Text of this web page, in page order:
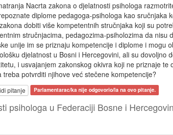
Nacrta zakona o djelatnosti psihologa
diplome pedagoga-psihologa kao
dobiti više kompetentnih stručnjaka koji su
stručnjacima, pedagozima-psiholozima da
unije im se priznaju kompetencije i diplome i mogu
djelatnost u Bosni i Hercegovini, ali su
i usvajanjem zakonskog okivra koji ne priznaje
potvrditi njihove već stečene kompetencije?
pitanje Parlamentarac/ka nije odgovorio/la na ovo pitanje.
psihologa u Federaciji Bosne i